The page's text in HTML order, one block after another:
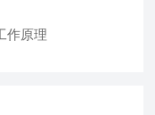
作原理